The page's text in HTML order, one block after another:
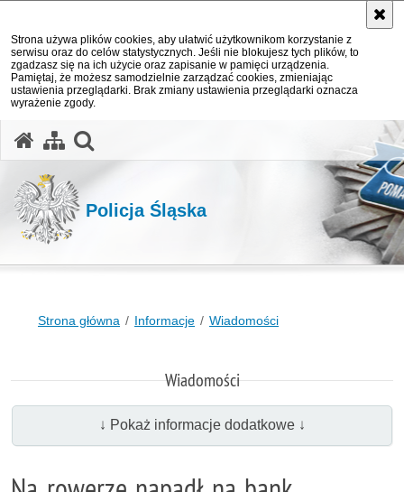
Strona używa plików cookies, aby ułatwić użytkownikom korzystanie z
serwisu oraz do celów statystycznych. Jeśli nie blokujesz tych plików, to
zgadzasz się na ich użycie oraz zapisanie w pamięci urządzenia.
Pamiętaj, że możesz samodzielnie zarządzać cookies, zmieniając
ustawienia przeglądarki. Brak zmiany ustawienia przeglądarki oznacza
wyrażenie zgody.
Policja Śląska
Strona główna Informacje Wiadomości
Wiadomości
↓ Pokaż informacje dodatkowe ↓